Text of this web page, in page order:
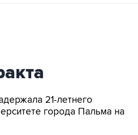
21-летнего
города Пальма на